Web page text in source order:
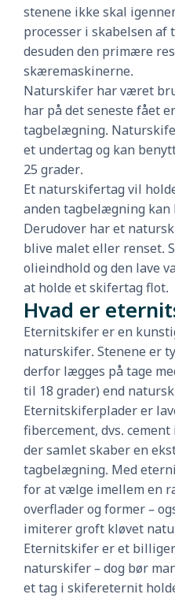
stenene ikke skal
processer i skabelsen af
desuden den primære
skæremaskinerne.
Naturskifer har været
har på det seneste fået
tagbelægning.
et undertag og kan
25 grader.
Et naturskifertag vil
anden tagbelægning kan
Derudover har et
blive malet eller renset.
olieindhold og den lave
at holde et skifertag flot.
Hvad er
Eternitskifer er en
naturskifer. Stenene er
derfor lægges på tage
til 18 grader) end
Eternitskiferplader er
fibercement, dvs.
der samlet skaber en
tagbelægning. Med
for at vælge imellem en
overflader og former –
imiterer groft kløvet
Eternitskifer er et
naturskifer – dog bør
et tag i skifereternit